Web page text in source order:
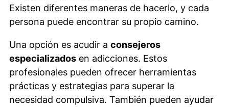
Existen diferentes maneras de hacerlo, y cada
persona puede encontrar su propio camino.
Una opción es acudir a consejeros
especializados en adicciones. Estos
profesionales pueden ofrecer herramientas
prácticas y estrategias para superar la
necesidad compulsiva. También pueden ayudar